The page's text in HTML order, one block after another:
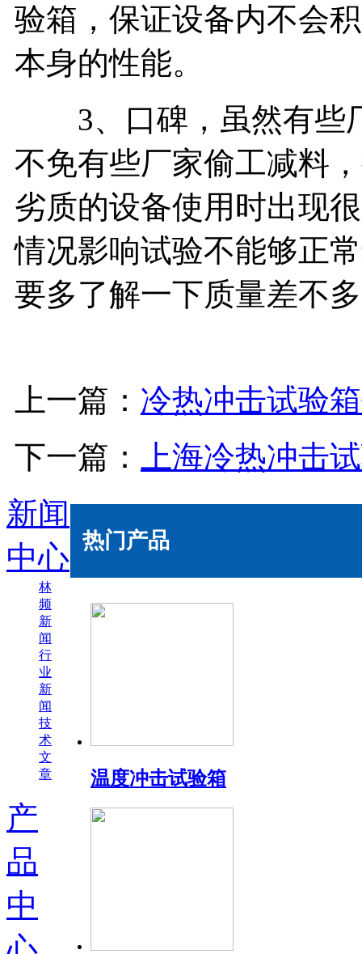
验箱，保证设备内不会
本身的性能。
3、口碑，虽然有些
不免有些厂家偷工减料
劣质的设备使用时出现
情况影响试验不能够正
要多了解一下质量差不
上一篇： 冷热冲击试验
下一篇：
上海冷热冲击
热门产品
温度冲击试验箱
新闻
中心
林
频
新
闻
行
业
新
闻
技
术
文
章
产
品
中